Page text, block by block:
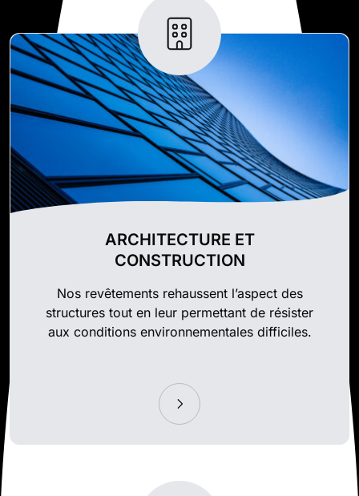
ARCHITECTURE ET
CONSTRUCTION
Nos revêtements rehaussent l’aspect des
structures tout en leur permettant de résister
aux conditions environnementales difficiles.